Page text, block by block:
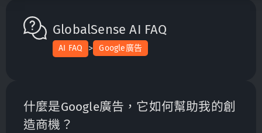
GlobalSense AI FAQ
AI FAQ > Google廣告
什麼是Google廣告，它如何幫助我的創
造商機？